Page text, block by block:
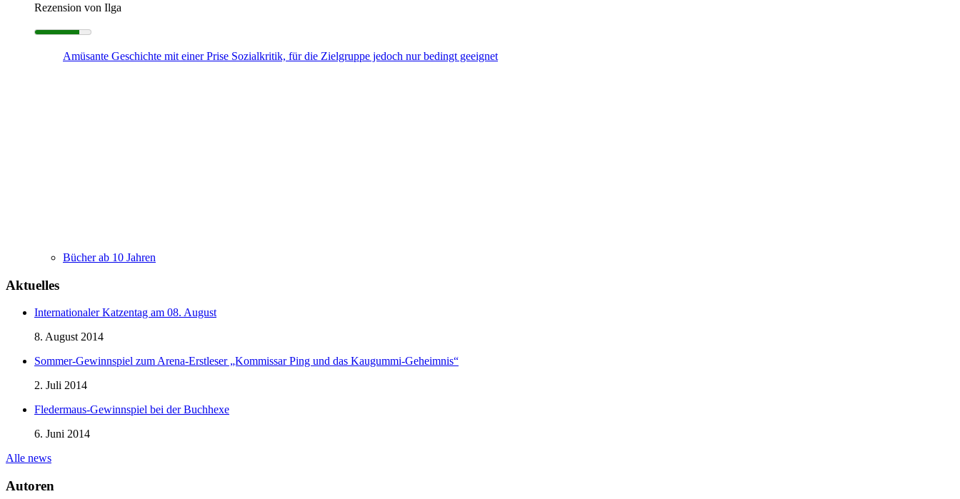
Rezension von Ilga
Amüsante Geschichte mit einer Prise Sozialkritik, für die Zielgruppe jedoch nur bedingt geeignet
Bücher ab 10 Jahren
Aktuelles
Internationaler Katzentag am 08. August
8. August 2014
Sommer-Gewinnspiel zum Arena-Erstleser „Kommissar Ping und das Kaugummi-Geheimnis“
2. Juli 2014
Fledermaus-Gewinnspiel bei der Buchhexe
6. Juni 2014
Alle news
Autoren